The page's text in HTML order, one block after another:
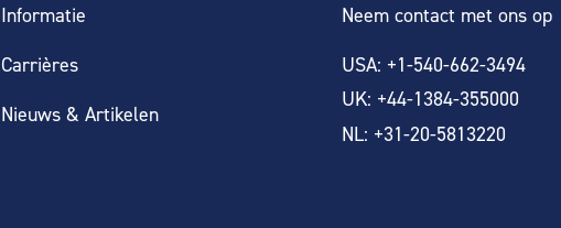
Informatie
Carrières
Nieuws & Artikelen
Neem contact met ons op
USA: +1-540-662-3494
UK: +44-1384-355000
NL: +31-20-5813220